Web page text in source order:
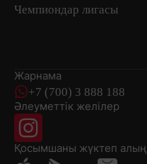
Чемпиондар лигасы
Жарнама
+7 (700) 3 888 188
Әлеуметтік желілер
Қосымшаны жүктеп